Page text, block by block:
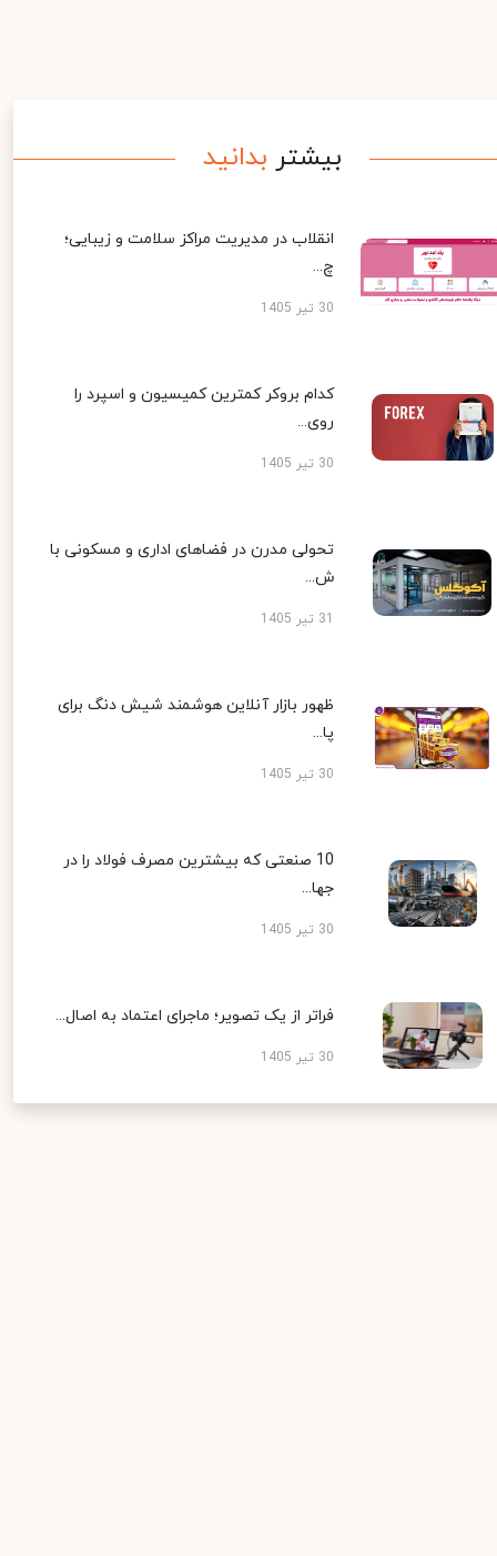
بیشتر بدانید
انقلاب در مدیریت مراکز سلامت و زیبایی؛
چ...
30 تیر 1405
کدام بروکر کمترین کمیسیون و اسپرد را
روی...
30 تیر 1405
تحولی مدرن در فضاهای اداری و مسکونی با
ش...
ظهور بازار آنلاین هوشمند شیش دنگ برای
پا...
30 تیر 1405
10 صنعتی که بیشترین مصرف فولاد را در
جها...
30 تیر 1405
فراتر از یک تصویر؛ ماجرای اعتماد به اصال...
30 تیر 1405